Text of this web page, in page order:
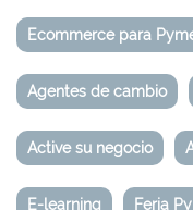
Ecommerce para
Agentes de cambio
Active su negocio
E-learning Feria